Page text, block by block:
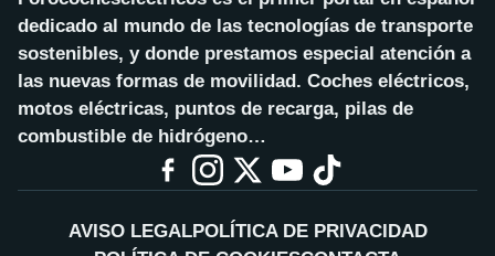
dedicado al mundo de las tecnologías de transporte
sostenibles, y donde prestamos especial atención a
las nuevas formas de movilidad. Coches eléctricos,
motos eléctricas, puntos de recarga, pilas de
combustible de hidrógeno…
AVISO LEGALPOLÍTICA DE PRIVACIDAD